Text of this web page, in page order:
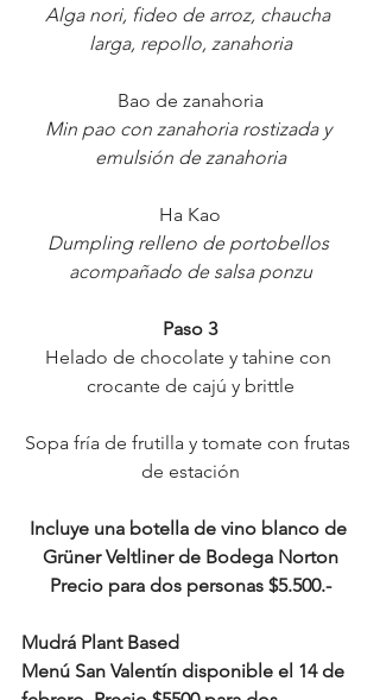
Alga nori, fideo de arroz, chaucha
larga, repollo, zanahoria
Bao de zanahoria
Min pao con zanahoria rostizada y
emulsión de zanahoria
Ha Kao
Dumpling relleno de portobellos
acompañado de salsa ponzu
Paso 3
Helado de chocolate y tahine con
crocante de cajú y brittle
Sopa fría de frutilla y tomate con frutas
de estación
Incluye una botella de vino blanco de
Grüner Veltliner de Bodega Norton
Precio para dos personas $5.500.-
Mudrá Plant Based
Menú San Valentín disponible el 14 de